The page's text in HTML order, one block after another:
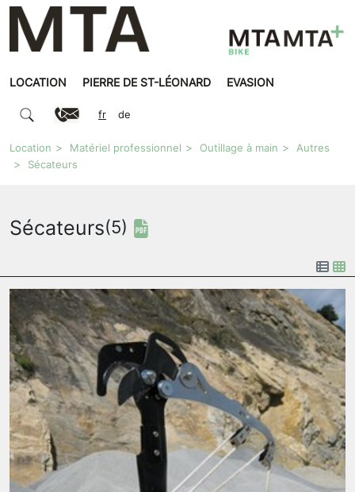
LOCATION PIERRE DE ST-LÉONARD EVASION
fr de
Location Matériel professionnel Outillage à main
Autres
Sécateurs
Sécateurs(5)